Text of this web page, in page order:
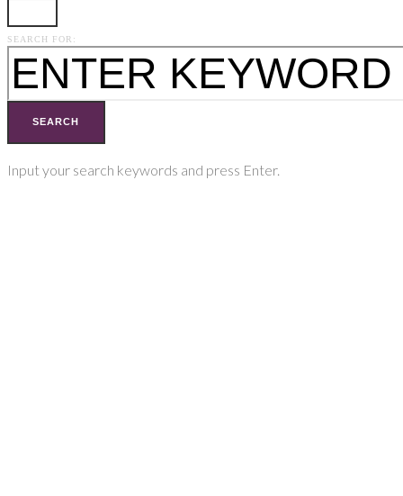
SEARCH FOR:
SEARCH
Input your search keywords and press Enter.